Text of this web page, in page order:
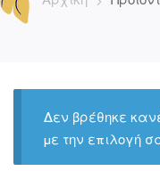
Δεν βρέθηκε
με την επιλογή